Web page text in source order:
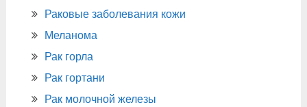
Раковые заболевания кожи
Меланома
Рак горла
Рак гортани
Рак молочной железы